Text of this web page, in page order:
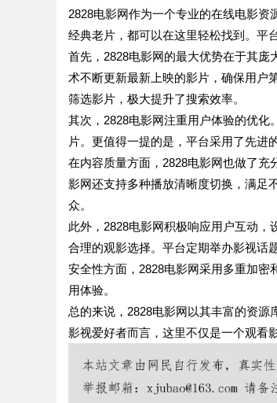
2828电影网作为一个专业的在线电影
经典老片，都可以在这里轻松找到。平
首先，2828电影网的最大优势在于其
术不断更新最新上映的影片，确保用户
筛选影片，极大提升了搜索效率。
其次，2828电影网注重用户体验的优
片。更值得一提的是，平台采用了先进
在内容质量方面，2828电影网也做了
影网还支持多种播放清晰度切换，满足
众。
此外，2828电影网积极响应用户互动
合理的观影选择。平台定期举办影视话
安全性方面，2828电影网采用多重加
用体验。
总的来说，2828电影网以其丰富的资
影视爱好者而言，这里不仅是一个观看